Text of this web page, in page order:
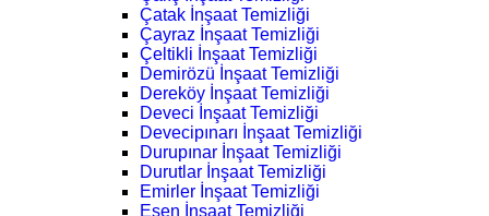
Çatak İnşaat Temizliği
Çayraz İnşaat Temizliği
Çeltikli İnşaat Temizliği
Demirözü İnşaat Temizliği
Dereköy İnşaat Temizliği
Deveci İnşaat Temizliği
Devecipınarı İnşaat Temizliği
Durupınar İnşaat Temizliği
Durutlar İnşaat Temizliği
Emirler İnşaat Temizliği
Esen İnşaat Temizliği